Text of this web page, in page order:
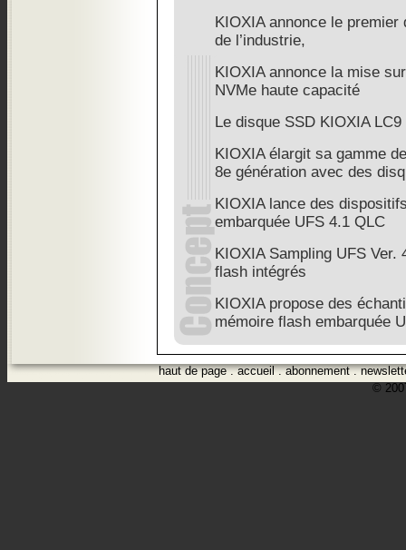
KIOXIA annonce le premier
de l’industrie,
KIOXIA annonce la mise
NVMe haute capacité
Le disque SSD KIOXIA
KIOXIA élargit sa gamme
8e génération avec des
KIOXIA lance des
embarquée UFS 4.1 QLC
KIOXIA Sampling UFS
flash intégrés
KIOXIA propose des
mémoire flash embarquée
haut de page.accueil.abonnement.
©